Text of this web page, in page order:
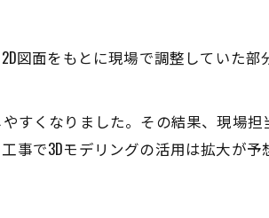
図面をもとに現場で調整していた部
すくなりました。その結果、現場担
事で3Dモデリングの活用は拡大が予